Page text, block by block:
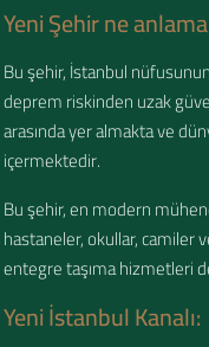
Yeni Şehir ne
Bu şehir, İstanbul
deprem riskinden uzak
arasında yer almakta ve
içermektedir.
Bu şehir, en modern
hastaneler, okullar, camiler
entegre taşıma hizmetleri
Yeni İstanbul Kanalı: